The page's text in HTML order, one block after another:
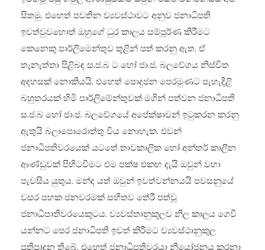
සිතමු. එහෙත් පවතින ව්‍යවස්ථාවට අනුව ජනාධිපති
ඉවත්වුවහොත් ඔහුගේ ධුර කාලය සම්පූර්ණ කිරීමට
කෙනෙකු පාර්ලිමෙන්තුව තුළින් පත් කරනු ඇත. ඒ
තැනැත්තා පිළිබඳ ස.ජ.බ ට හෝ ජා.ජ. බලවේගය නිස්චිත
අදහසක් නොකියයි. එහෙත් පොදුජන පෙරමුණට පැහැදිළි
බහුතරයක් හිමි පාර්ලිමේන්තුවක් මගින් පත්වන ජනාධිපති
ස.ජ.බ හෝ ජා.ජ. බලවේගයේ අපේක්ෂාවන් ඉටුකරන කරනු
ඇතුයි බලාපොරොත්තු විය නොහැක. එවන්
ජනාධිපතිවරයෙක් යටතේ තාවකාලික හෝ අන්තර් කාලීන
ආණ්ඩුවක් පිහිටවීමට එම පක්ෂ එකඟ දැයි ඔවුන් වහා
පැවසිය යුතුය. මන්ද යත් ඔවුන් ඉවත්වන්නයයි පවසනුයේ
වසර පහක ජනවරමක් සහිතව තේරී පත්වූ
ජනාධිපාතිවරයෙකුටය. ව්‍යවස්තානුකූලව නිල කාලය ගෙවී
යන්නට පෙර ජනාධිපති ඉවත් කිරීමට ව්‍යවස්ථානුකුල
ප්‍රතිපාදන තිබේ. එහෙත් ජනාධිපතිවරයා නියෝජනය කරනා